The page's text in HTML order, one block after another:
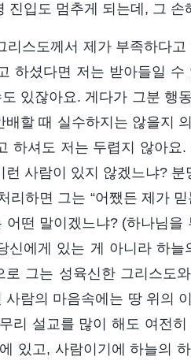
진입도 멈추게 되는데, 그 손
리스도께서 제가 부족하다
하셨다면 저는 받아들일 수
있잖아요. 게다가 그분 행
할 때 실수하지는 않을지
하셔도 저는 두렵지 않아
런 사람이 있지 않겠느냐?
리하면 그는 “어쨌든 제가
떤 말이겠느냐? (하나님
신에게 있는 게 아니라 하
그는 성육신한 그리스도
람의 마음속에는 땅 위의
리 설교를 많이 해도 여전
있고, 사람이기에 하늘의